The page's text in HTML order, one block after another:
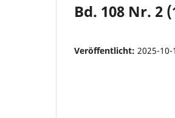
Bd. 108 Nr. 2
Veröffentlicht: 2025-10-